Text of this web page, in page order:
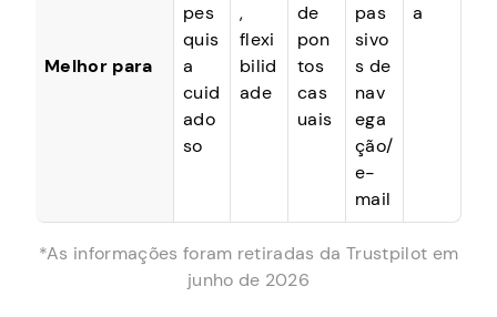
Melhor para
pes
quis
a
cuid
ado
so
,
flexi
bilid
ade
de
pon
tos
cas
uais
pas
sivo
s de
nav
ega
ção/
e-
mail
a
*As informações foram retiradas da Trustpilot em
junho de 2026